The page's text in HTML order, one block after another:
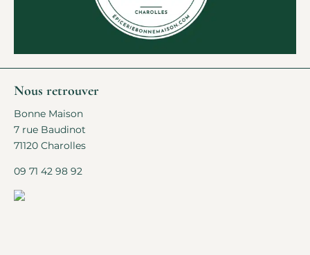
Nous retrouver
Bonne Maison
7 rue Baudinot
71120 Charolles
09 71 42 98 92